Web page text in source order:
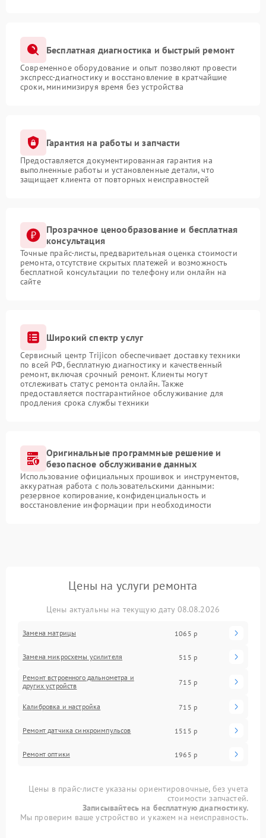
Бесплатная диагностика и быстрый ремонт
Современное оборудование и опыт позволяют провести
экспресс-диагностику и восстановление в кратчайшие
сроки, минимизируя время без устройства
Гарантия на работы и запчасти
Предоставляется документированная гарантия на
выполненные работы и установленные детали, что
защищает клиента от повторных неисправностей
Прозрачное ценообразование и бесплатная
консультация
Точные прайс-листы, предварительная оценка стоимости
ремонта, отсутствие скрытых платежей и возможность
бесплатной консультации по телефону или онлайн на
сайте
Широкий спектр услуг
Сервисный центр Trijicon обеспечивает доставку техники
по всей РФ, бесплатную диагностику и качественный
ремонт, включая срочный ремонт. Клиенты могут
отслеживать статус ремонта онлайн. Также
предоставляется постгарантийное обслуживание для
продления срока службы техники
Оригинальные программные решение и
безопасное обслуживание данных
Использование официальных прошивок и инструментов,
аккуратная работа с пользовательскими данными:
резервное копирование, конфиденциальность и
восстановление информации при необходимости
Цены на услуги ремонта
Цены актуальны на текущую дату 08.08.2026
Замена матрицы 1065 р
Замена микросхемы усилителя 515 р
Ремонт встроенного дальнометра и
других устройств
715 р
Калибровка и настройка 715 р
Ремонт датчика синхроимпульсов 1515 р
Ремонт оптики 1965 р
Цены в прайс-листе указаны ориентировочные, без учета
стоимости запчастей.
Записывайтесь на бесплатную диагностику.
Мы проверим ваше устройство и укажем на неисправность.